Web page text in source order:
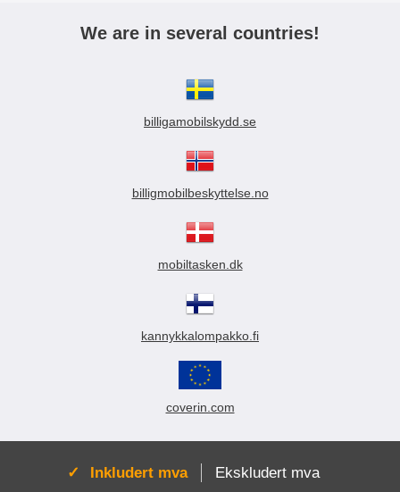
We are in several countries!
billigamobilskydd.se
billigmobilbeskyttelse.no
mobiltasken.dk
kannykkalompakko.fi
coverin.com
Aktiv:
Inkludert mva Ekskludert mva